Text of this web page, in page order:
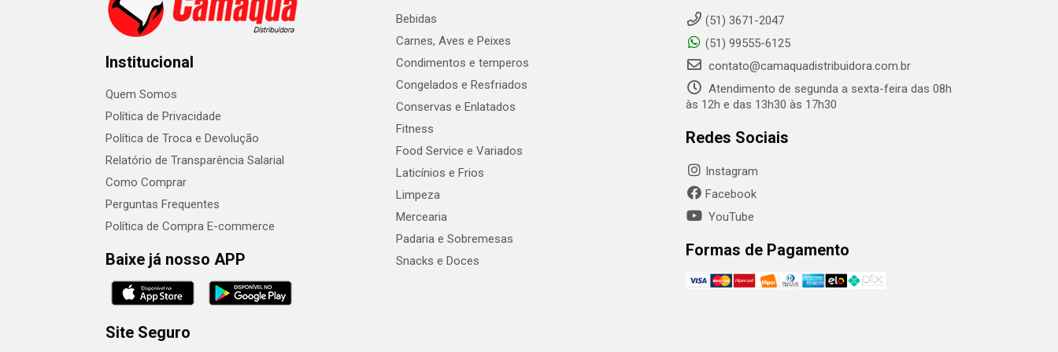
Institucional
Quem Somos
Política de Privacidade
Política de Troca e Devolução
Relatório de Transparência Salarial
Como Comprar
Perguntas Frequentes
Política de Compra E-commerce
Baixe já nosso APP
Site Seguro
Bebidas
Carnes, Aves e Peixes
Condimentos e temperos
Congelados e Resfriados
Conservas e Enlatados
Fitness
Food Service e Variados
Laticínios e Frios
Limpeza
Mercearia
Padaria e Sobremesas
Snacks e Doces
(51) 3671-2047
(51) 99555-6125
contato@camaquadistribuidora.com.br
Atendimento de segunda a sexta-feira das 08h
às 12h e das 13h30 às 17h30
Redes Sociais
Instagram
Facebook
YouTube
Formas de Pagamento